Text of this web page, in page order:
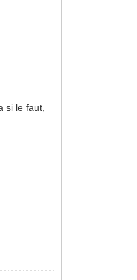
si le faut,